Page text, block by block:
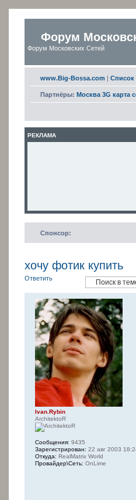
Форум
Форум Московских Сетей
www.Big-Bossa.com |
Партнёры: Москва 3G карта
РЕКЛАМА
Спонсор:
хочу фотик купить
Ответить
Ivan.Rybin
ArchitektoR
Сообщения: 9435
Зарегистрирован: 22 авг 2003
Откуда: RealMatrix World
Провайдер\Сеть: OnLime